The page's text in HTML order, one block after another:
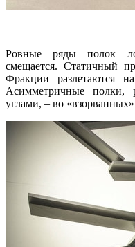
Ровные ряды полок
смещается. Статичный
Фракции разлетаются
Асимметричные полки,
углами, – во